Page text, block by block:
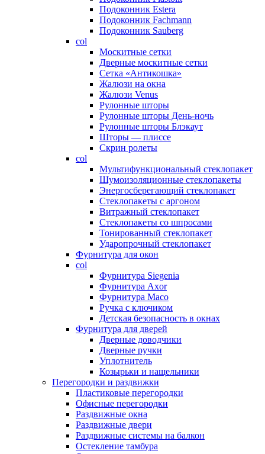
Подоконник Estera
Подоконник Fachmann
Подоконник Sauberg
col
Москитные сетки
Дверные москитные сетки
Сетка «Антикошка»
Жалюзи на окна
Жалюзи Venus
Рулонные шторы
Рулонные шторы День-ночь
Рулонные шторы Блэкаут
Шторы — плиссе
Скрин ролеты
col
Мультифункциональный стеклопакет
Шумоизоляционные стеклопакеты
Энергосберегающий стеклопакет
Стеклопакеты с аргоном
Витражный стеклопакет
Стеклопакеты со шпросами
Тонированный стеклопакет
Ударопрочный стеклопакет
Фурнитура для окон
col
Фурнитура Siegenia
Фурнитура Axor
Фурнитура Maco
Ручка с ключиком
Детская безопасность в окнах
Фурнитура для дверей
Дверные доводчики
Дверные ручки
Уплотнитель
Козырьки и нащельники
Перегородки и раздвижки
Пластиковые перегородки
Офисные перегородки
Раздвижные окна
Раздвижные двери
Раздвижные системы на балкон
Остекление тамбура